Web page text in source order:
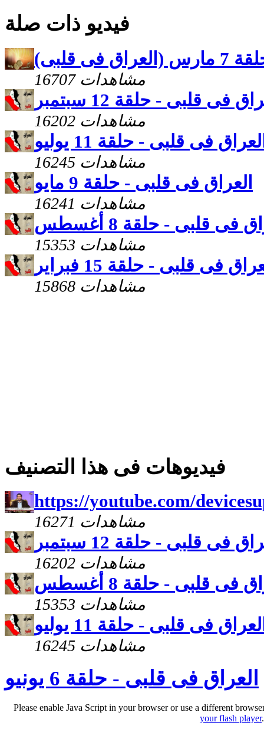
فيديو ذات صلة
قلبى)
16707 مشاهدات
فى قلبى - حلقة 12 سبتمبر
16202 مشاهدات
فى قلبى - حلقة 11 يوليو
16245 مشاهدات
العراق فى قلبى - حلقة 9 مايو
16241 مشاهدات
فى قلبى - حلقة 8 أغسطس
15353 مشاهدات
فى قلبى - حلقة 15 فبراير
15868 مشاهدات
فيديوهات فى هذا التصنيف
https://youtube.com/
16271 مشاهدات
فى قلبى - حلقة 12 سبتمبر
16202 مشاهدات
فى قلبى - حلقة 8 أغسطس
15353 مشاهدات
فى قلبى - حلقة 11 يوليو
16245 مشاهدات
العراق فى قلبى - حلقة 6 يونيو
Please enable Java Script in your browser or use a different
your flash player.